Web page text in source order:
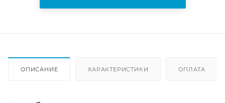
ОПИСАНИЕ ХАРАКТЕРИСТИКИ ОПЛАТА